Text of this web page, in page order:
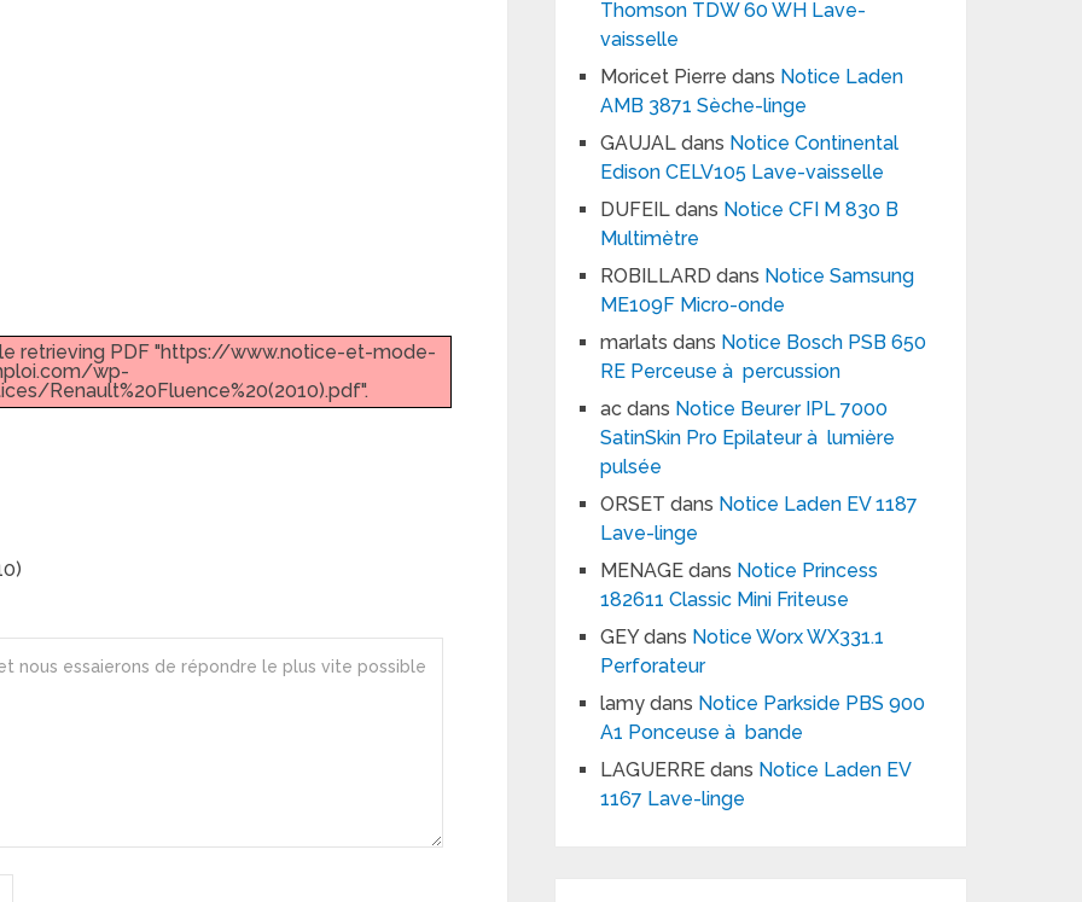
retrieving PDF "https://www.notice-et-mode-
wp-
Renault%20Fluence%20(2010).pdf".
Thomson TDW 60 WH Lave-
vaisselle
Moricet Pierre dans Notice Laden
AMB 3871 Sèche-linge
GAUJAL dans Notice Continental
Edison CELV105 Lave-vaisselle
DUFEIL dans Notice CFI M 830 B
Multimètre
ROBILLARD dans Notice Samsung
ME109F Micro-onde
marlats dans Notice Bosch PSB 650
RE Perceuse à percussion
ac dans Notice Beurer IPL 7000
SatinSkin Pro Epilateur à lumière
pulsée
ORSET dans Notice Laden EV 1187
Lave-linge
MENAGE dans Notice Princess
182611 Classic Mini Friteuse
GEYdans Notice Worx WX331.1
Perforateur
lamy dans Notice Parkside PBS 900
A1 Ponceuse à bande
LAGUERRE dans Notice Laden EV
1167 Lave-linge